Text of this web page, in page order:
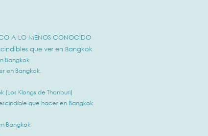
A LO MENOS CONOCIDO
que ver en Bangkok
Bangkok
en Bangkok.
Klongs de Thonburi)
que hacer en Bangkok
Bangkok